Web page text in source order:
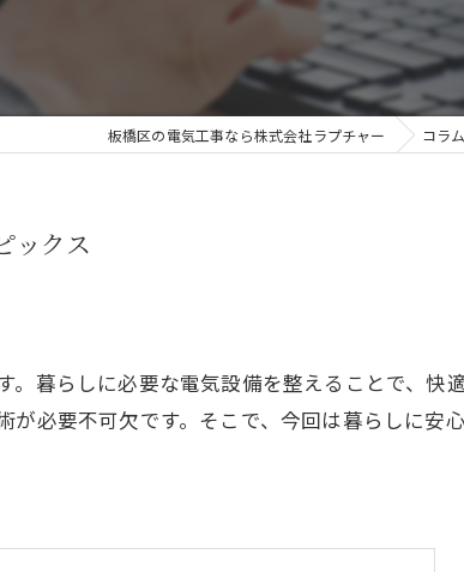
スイッチ
コンセント
板橋区の電気工事なら株式会社ラプチャー コラム
ックス
暮らしに必要な電気設備を整えることで、快
必要不可欠です。そこで、今回は暮らしに安